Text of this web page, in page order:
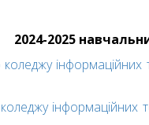
2024-2025
інформаційних